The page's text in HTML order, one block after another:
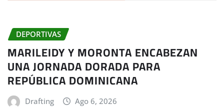
DEPORTIVAS
MARILEIDY Y MORONTA ENCABEZAN
UNA JORNADA DORADA PARA
REPÚBLICA DOMINICANA
Drafting Ago 6, 2026